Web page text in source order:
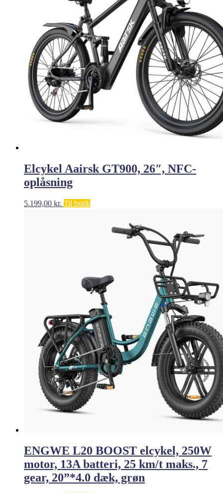
Elcykel Aairsk GT900, 26″, NFC-
oplåsning
5.199,00 kr. Til butik
ENGWE L20 BOOST elcykel, 250W
motor, 13A batteri, 25 km/t maks., 7
gear, 20”*4.0 dæk, grøn